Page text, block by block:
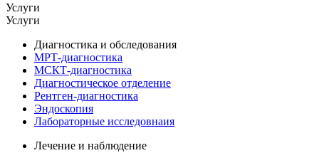
Услуги
Услуги
Диагностика и обследования
МРТ-диагностика
МСКТ-диагностика
Диагностическое отделение
Рентген-диагностика
Эндоскопия
Лабораторные исследовнаия
Лечение и наблюдение